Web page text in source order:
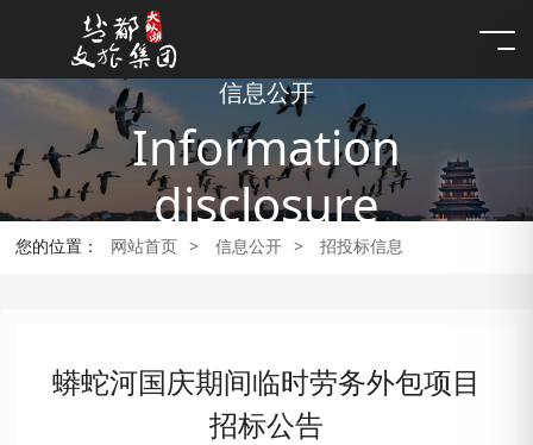
信息公开
Information
disclosure
您的位置： 网站首页 > 信息公开 > 招投标信息
蟒蛇河国庆期间临时劳务外包项目
招标公告